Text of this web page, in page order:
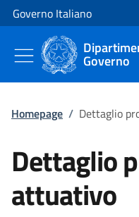
Vai al contenuto
Vai alla navigazione del sito
Governo Italiano
Governo
Homepage / Dettaglio
Dettaglio
attuativo